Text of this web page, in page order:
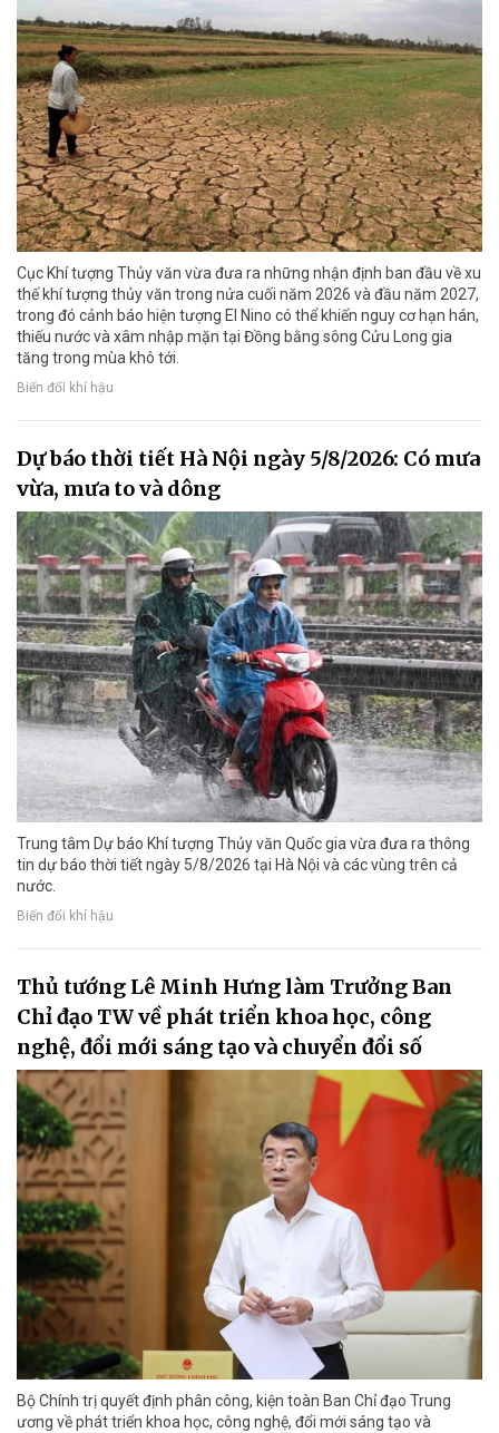
Cục Khí tượng Thủy văn vừa đưa ra những nhận định ban đầu về xu
thế khí tượng thủy văn trong nửa cuối năm 2026 và đầu năm 2027,
trong đó cảnh báo hiện tượng El Nino có thể khiến nguy cơ hạn hán,
thiếu nước và xâm nhập mặn tại Đồng bằng sông Cửu Long gia
tăng trong mùa khô tới.
Biến đổi khí hậu
Dự báo thời tiết Hà Nội ngày 5/8/2026: Có mưa
vừa, mưa to và dông
Trung tâm Dự báo Khí tượng Thủy văn Quốc gia vừa đưa ra thông
tin dự báo thời tiết ngày 5/8/2026 tại Hà Nội và các vùng trên cả
nước.
Biến đổi khí hậu
Thủ tướng Lê Minh Hưng làm Trưởng Ban
Chỉ đạo TW về phát triển khoa học, công
nghệ, đổi mới sáng tạo và chuyển đổi số
Bộ Chính trị quyết định phân công, kiện toàn Ban Chỉ đạo Trung
ương về phát triển khoa học, công nghệ, đổi mới sáng tạo và